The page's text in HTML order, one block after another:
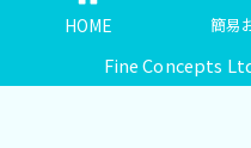
HOME 簡易
Fine Concepts